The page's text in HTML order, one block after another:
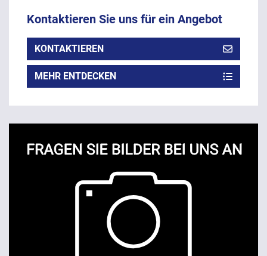
Kontaktieren Sie uns für ein Angebot
KONTAKTIEREN
MEHR ENTDECKEN